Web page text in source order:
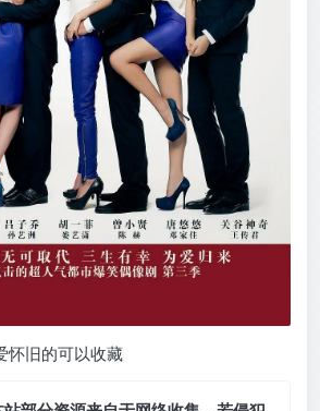
怀旧的可以收藏